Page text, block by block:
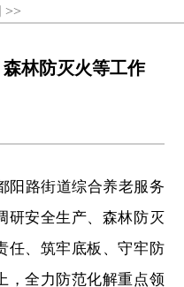
>>
林防灭火等工作
阳路街道综合养老服务
研安全生产、森林防灭
任、筑牢底板、守牢防
，全力防范化解重点领